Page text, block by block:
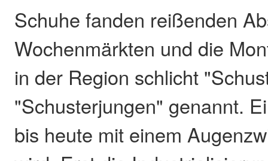
Schuhe fanden reißenden
Wochenmärkten und die
in der Region schlicht
"Schusterjungen" genannt.
bis heute mit einem